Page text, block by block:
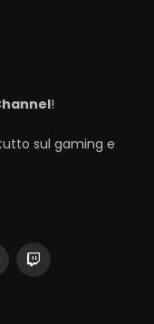
!
sul gaming e
Twitch